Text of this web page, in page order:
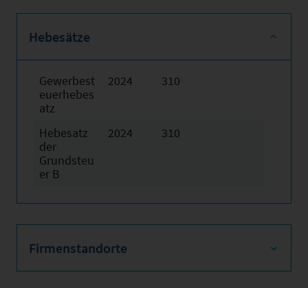
Hebesätze
Gewerbest
euerhebes
atz
2024 310
Hebesatz
der
Grundsteu
er B
2024 310
Firmenstandorte